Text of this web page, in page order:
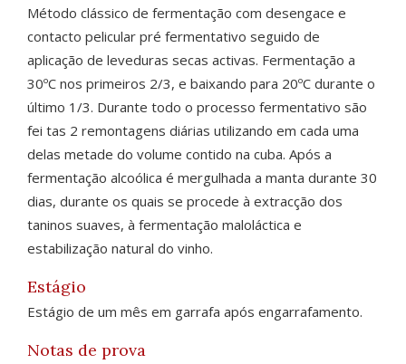
Método clássico de fermentação com desengace e
contacto pelicular pré fermentativo seguido de
aplicação de leveduras secas activas. Fermentação a
30ºC nos primeiros 2/3, e baixando para 20ºC durante o
último 1/3. Durante todo o processo fermentativo são
fei tas 2 remontagens diárias utilizando em cada uma
delas metade do volume contido na cuba. Após a
fermentação alcoólica é mergulhada a manta durante 30
dias, durante os quais se procede à extracção dos
taninos suaves, à fermentação maloláctica e
estabilização natural do vinho.
Estágio
Estágio de um mês em garrafa após engarrafamento.
Notas de prova